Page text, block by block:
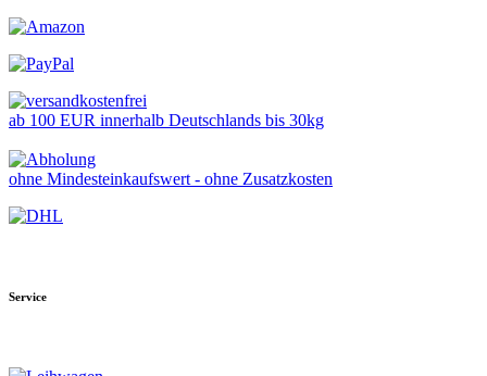
ab 100 EUR innerhalb Deutschlands bis 30kg
ohne Mindesteinkaufswert - ohne Zusatzkosten
Service